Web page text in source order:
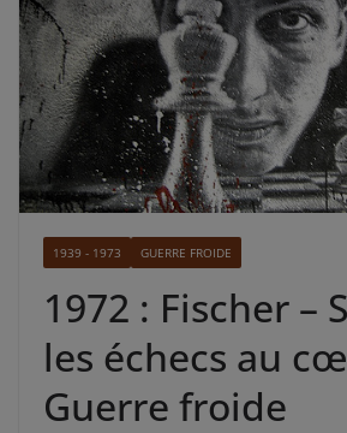
1939 - 1973 GUERRE FROIDE
1972 : Fischer –
les échecs au
Guerre froide